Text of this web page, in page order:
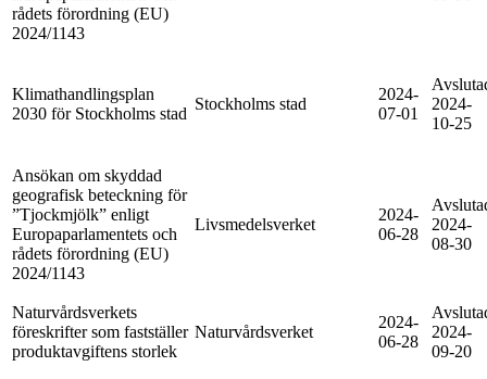
rådets förordning (EU)
2024/1143
Klimathandlingsplan
2030 för Stockholms stad
Stockholms stad
2024-
07-01
2024-
10-25
Ansökan om skyddad
geografisk beteckning för
”Tjockmjölk” enligt
Europaparlamentets och
rådets förordning (EU)
2024/1143
Livsmedelsverket
2024-
06-28
2024-
08-30
Naturvårdsverkets
föreskrifter som fastställer
produktavgiftens storlek
Naturvårdsverket
2024-
06-28
2024-
09-20